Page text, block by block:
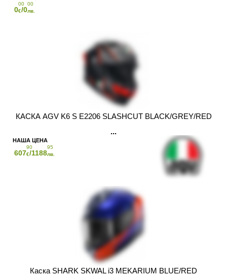
0
00
€/0
00
лв.
КАСКА AGV K6 S E2206 SLASHCUT BLACK/GREY/RED
607
90
€/1188
95
лв.
Каска SHARK SKWAL i3 MEKARIUM BLUE/RED